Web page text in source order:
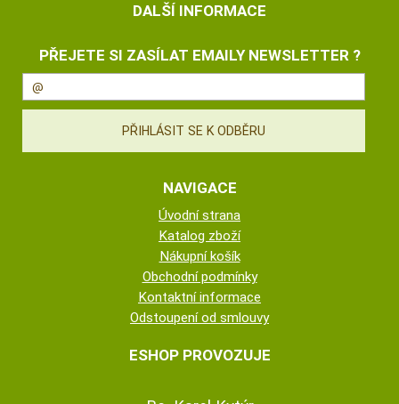
DALŠÍ INFORMACE
PŘEJETE SI ZASÍLAT EMAILY NEWSLETTER ?
NAVIGACE
Úvodní strana
Katalog zboží
Nákupní košík
Obchodní podmínky
Kontaktní informace
Odstoupení od smlouvy
ESHOP PROVOZUJE